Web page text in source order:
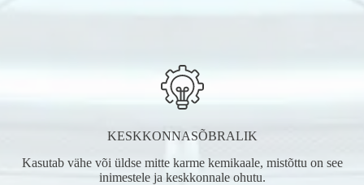
KESKKONNASÕBRALIK
Kasutab vähe või üldse mitte karme kemikaale, mistõttu on see
inimestele ja keskkonnale ohutu.